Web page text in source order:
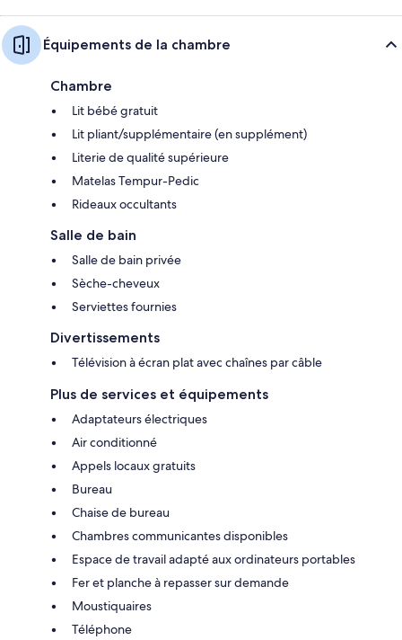
Équipements de la chambre
Chambre
Lit bébé gratuit
Lit pliant/supplémentaire (en supplément)
Literie de qualité supérieure
Matelas Tempur-Pedic
Rideaux occultants
Salle de bain
Salle de bain privée
Sèche-cheveux
Serviettes fournies
Divertissements
Télévision à écran plat avec chaînes par câble
Plus de services et équipements
Adaptateurs électriques
Air conditionné
Appels locaux gratuits
Bureau
Chaise de bureau
Chambres communicantes disponibles
Espace de travail adapté aux ordinateurs portables
Fer et planche à repasser sur demande
Moustiquaires
Téléphone